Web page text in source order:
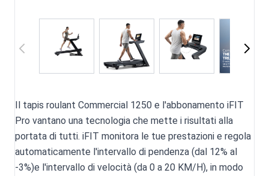
Il tapis roulant Commercial 1250 e l'abbonamento iFIT
Pro vantano una tecnologia che mette i risultati alla
portata di tutti. iFIT monitora le tue prestazioni e regola
automaticamente l'intervallo di pendenza (dal 12% al
-3%)e l'intervallo di velocità (da 0 a 20 KM/H), in modo